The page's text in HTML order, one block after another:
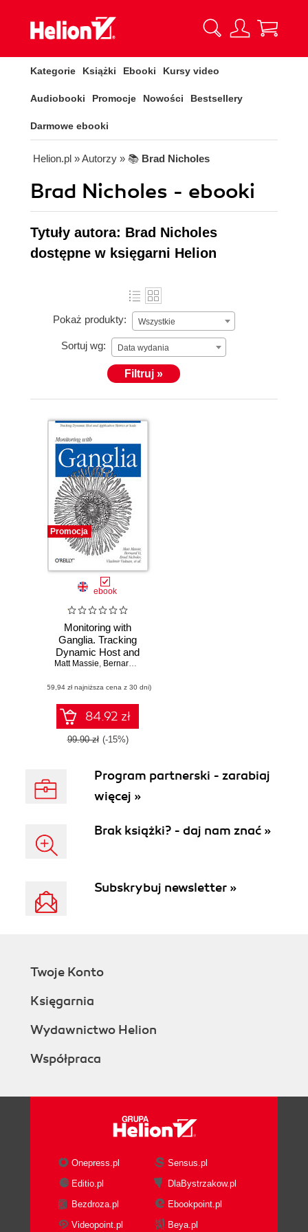
Kategorie Książki Ebooki Kursy video
Audiobooki Promocje Nowości Bestsellery
Darmowe ebooki
Helion.pl » Autorzy » 📚 Brad Nicholes
Brad Nicholes - ebooki
Tytuły autora: Brad Nicholes
dostępne w księgarni Helion
Pokaż produkty: Wszystkie
Sortuj wg: Data wydania
Filtruj »
Promocja
ebook
Monitoring with
Ganglia. Tracking
Dynamic Host and
Application Metrics
Matt Massie, Bernard Li
(59,94 zł najniższa cena z 30 dni)
84.92 zł
99.90 zł (-15%)
Program partnerski - zarabiaj
więcej »
Brak książki? - daj nam znać »
Subskrybuj newsletter »
Twoje Konto
Księgarnia
Wydawnictwo Helion
Współpraca
Onepress.pl
Sensus.pl
Editio.pl
DlaBystrzakow.pl
Bezdroza.pl
Ebookpoint.pl
Videopoint.pl
Beya.pl